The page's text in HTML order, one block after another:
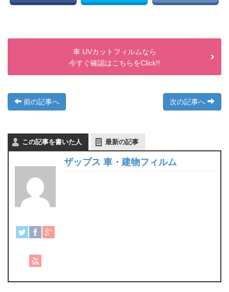
車 UVカットフィルムなら
今すぐ確認はこちらをClick!!
前の記事へ 次の記事へ
この記事を書いた人 最新の記事
ザップス 車・建物フィルム